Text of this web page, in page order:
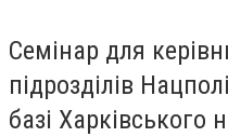
Семінар для
підрозділів
базі Харківського